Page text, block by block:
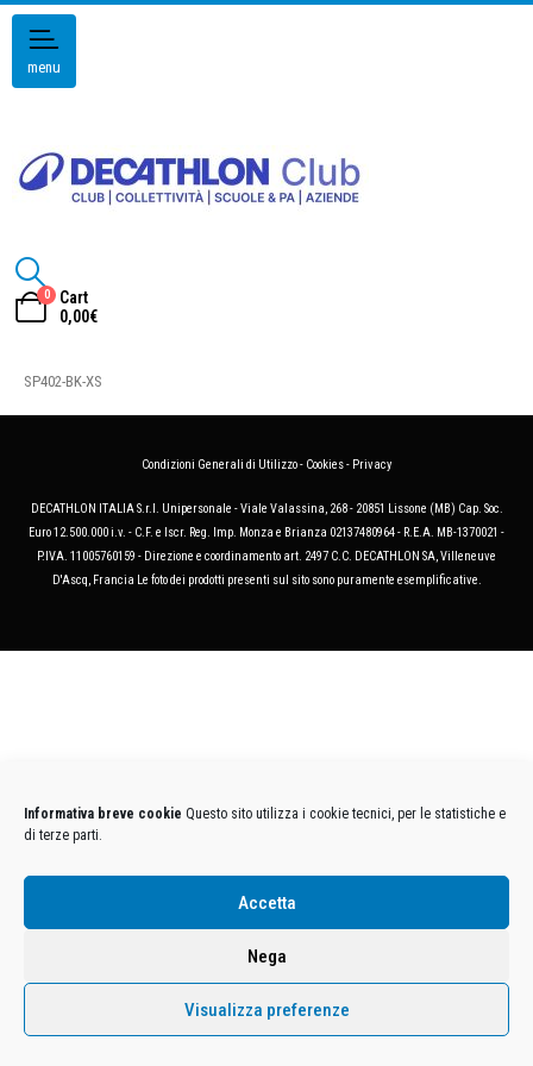
Informativa breve cookie Questo sito utilizza i cookie tecnici, per le statistiche e
di terze parti.
Accetta
Nega
Visualizza preferenze
menu
0
Cart
0,00€
SP402-BK-XS
Condizioni Generali di Utilizzo- Cookies- Privacy
DECATHLON ITALIA S.r.l. Unipersonale - Viale Valassina, 268 - 20851 Lissone (MB) Cap. Soc.
Euro 12.500.000 i.v. - C.F. e Iscr. Reg. Imp. Monza e Brianza 02137480964 - R.E.A. MB-1370021 -
P.IVA. 11005760159 - Direzione e coordinamento art. 2497 C.C. DECATHLON SA, Villeneuve
D'Ascq, Francia Le foto dei prodotti presenti sul sito sono puramente esemplificative.